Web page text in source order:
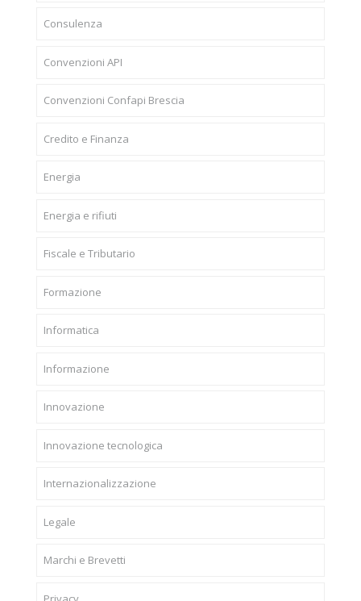
Consulenza
Convenzioni API
Convenzioni Confapi Brescia
Credito e Finanza
Energia
Energia e rifiuti
Fiscale e Tributario
Formazione
Informatica
Informazione
Innovazione
Innovazione tecnologica
Internazionalizzazione
Legale
Marchi e Brevetti